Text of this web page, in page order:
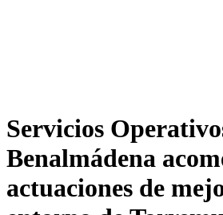
Servicios
Benalmádena
actuaciones de